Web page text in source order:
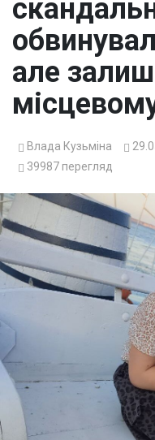
але
Влада Кузьміна
39987 перегляд